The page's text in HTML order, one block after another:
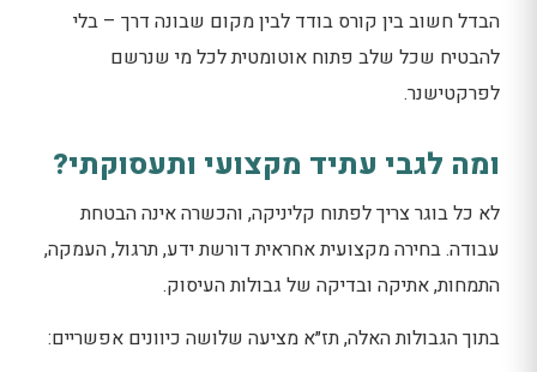
הבדל חשוב בין קורס בודד לבין מקום שבונה דרך – בלי
להבטיח שכל שלב פתוח אוטומטית לכל מי שנרשם
לפרקטישנר.
ומה לגבי עתיד מקצועי ותעסוקתי?
לא כל בוגר צריך לפתוח קליניקה, והכשרה אינה הבטחת
עבודה. בחירה מקצועית אחראית דורשת ידע, תרגול, העמקה,
התמחות, אתיקה ובדיקה של גבולות העיסוק.
בתוך הגבולות האלה, תז״א מציעה שלושה כיוונים אפשריים: